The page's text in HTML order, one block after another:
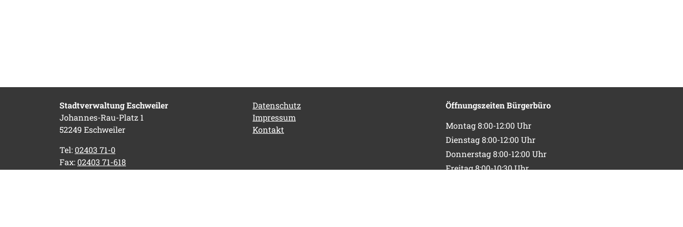
Stadtverwaltung Eschweiler
Johannes-Rau-Platz 1
52249 Eschweiler
Tel: 02403 71-0
Fax: 02403 71-618
Datenschutz
Impressum
Kontakt
Öffnungszeiten Bürgerbüro
Montag 8:00-12:00 Uhr
Dienstag 8:00-12:00 Uhr
Donnerstag 8:00-12:00 Uhr
Freitag 8:00-10:30 Uhr